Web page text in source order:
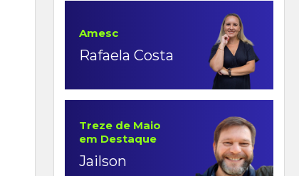
Amesc
Rafaela Costa
Treze de Maio
em Destaque
Jailson